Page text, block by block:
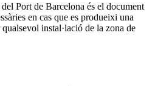
Port de Barcelona és el document
en cas que es produeixi una
instal·lació de la zona de